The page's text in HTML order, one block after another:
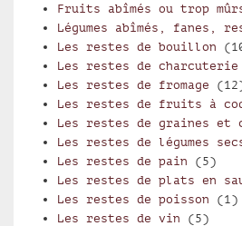
Fruits abîmés ou trop
Légumes abîmés, fanes,
Les restes de bouillon
Les restes de charcuterie
Les restes de fromage
Les restes de fruits à
Les restes de graines et
Les restes de légumes
Les restes de pain (5)
Les restes de plats en
Les restes de poisson (1)
Les restes de vin (5)